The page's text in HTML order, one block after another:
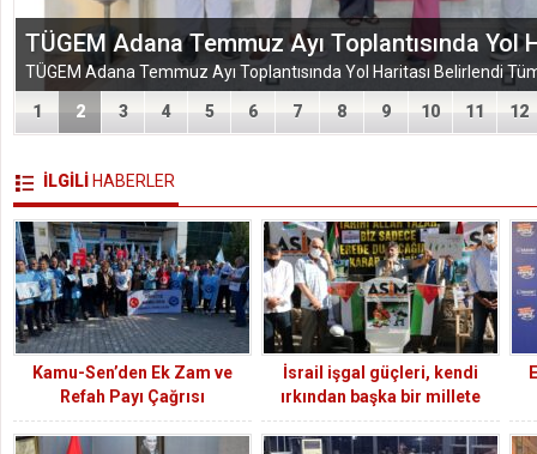
TÜGEM Adana Temmuz Ayı Toplantısında Yol
1 2 3 4 5 6 7 8 9 10 11 12
İLGİLİ HABERLER
Kamu-Sen’den Ek Zam ve
Refah Payı Çağrısı
İsrail işgal güçleri, kendi
ırkından başka bir millete
yaşam hakkı tanımamaktadır.